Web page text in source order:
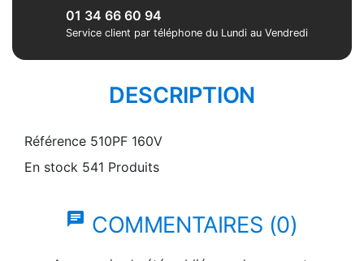
01 34 66 60 94
Service client par téléphone du Lundi au Vendredi
DESCRIPTION
Référence 510PF 160V
En stock 541 Produits
chat COMMENTAIRES (0)